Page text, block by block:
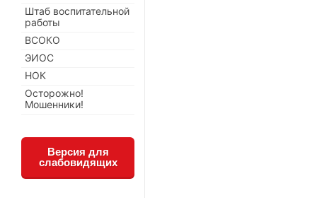
Штаб воспитательной
работы
ВСОКО
ЭИОС
НОК
Осторожно!
Мошенники!
Версия для
слабовидящих